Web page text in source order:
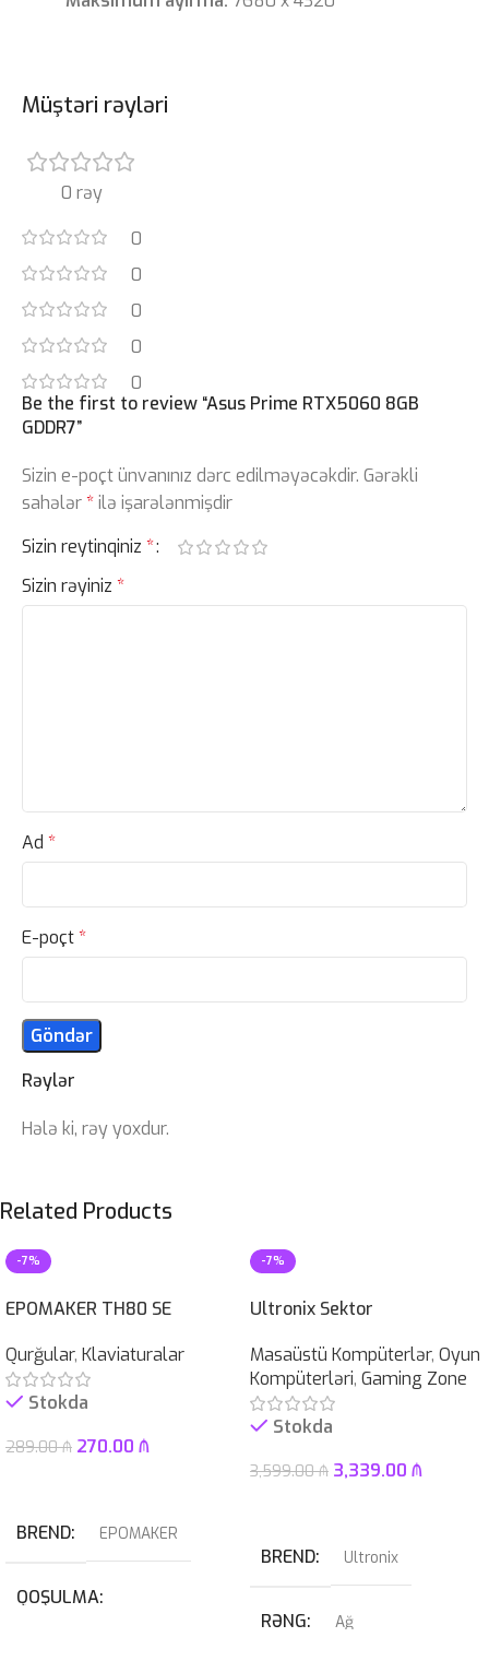
Müştəri rəyləri
0 rəy
0
0
0
0
0
Rəylər
Hələ ki, rəy yoxdur.
Be the first to review “Asus Prime RTX5060 8GB
GDDR7”
Sizin e-poçt ünvanınız dərc edilməyəcəkdir. Gərəkli
sahələr*ilə işarələnmişdir
Sizin reytinqiniz *
Sizin rəyiniz *
Ad *
E-poçt*
Related Products
-7%
EPOMAKER TH80 SE
Qurğular, Klaviaturalar
Stokda
289.00₼ 270.00 ₼
BREND EPOMAKER
QOŞULMA
-7%
Ultronix Sektor
Masaüstü Kompüterlər, Oyun
Kompüterləri, Gaming Zone
Stokda
3,599.00₼ 3,339.00 ₼
BREND Ultronix
RƏNG Ağ